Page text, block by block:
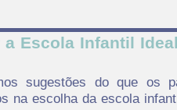
Escola Infantil
sugestões do que os
na escolha da escola